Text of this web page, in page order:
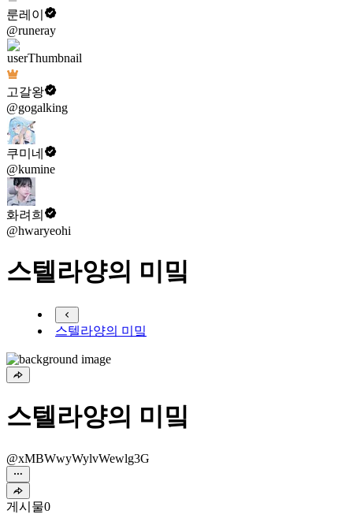
룬레이
@runeray
고갈왕
@gogalking
쿠미네
@kumine
화려희
@hwaryeohi
스텔라양의 미밐
스텔라양의 미밐
스텔라양의 미밐
@xMBWwyWylvWewlg3G
게시물0